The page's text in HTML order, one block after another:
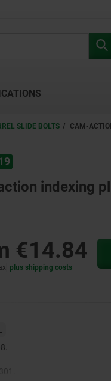
SLIDE BOLTS CAM-
indexing
€14.84
plus shipping costs